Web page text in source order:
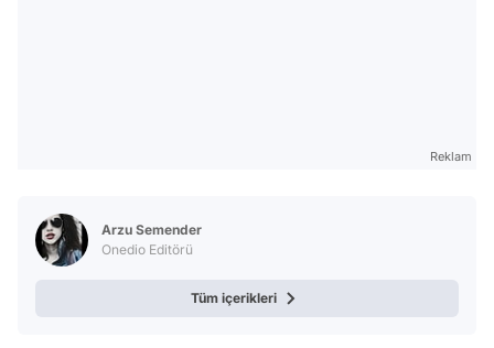
Reklam
Arzu Semender
Onedio Editörü
Tüm içerikleri